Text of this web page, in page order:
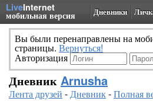
LiveInternet
мобильная версия Дневники
Вы были перенаправлены на
страницы. Вернуться!
Авторизация
Дневник Arnusha
Лента друзей -Дневник-Полная